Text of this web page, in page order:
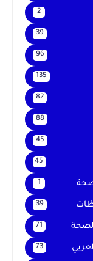
2
39
96
135
82
88
45
45
1
39
71
73